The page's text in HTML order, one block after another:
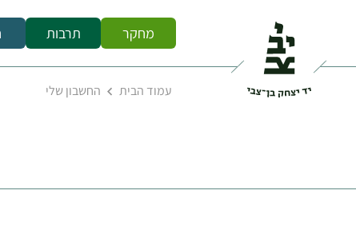
מחקר תרבות
עמוד הבית החשבון שלי